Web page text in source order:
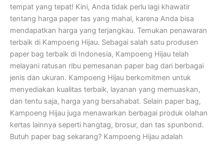
tempat yang tepat! Kini, Anda tidak perlu lagi khawatir
tentang harga paper tas yang mahal, karena Anda bisa
mendapatkan harga yang terjangkau. Temukan penawaran
terbaik di Kampoeng Hijau. Sebagai salah satu produsen
paper bag terbaik di Indonesia, Kampoeng Hijau telah
melayani ratusan ribu pemesanan paper bag dari berbagai
jenis dan ukuran. Kampoeng Hijau berkomitmen untuk
menyediakan kualitas terbaik, layanan yang memuaskan,
dan tentu saja, harga yang bersahabat. Selain paper bag,
Kampoeng Hijau juga menawarkan berbagai produk olahan
kertas lainnya seperti hangtag, brosur, dan tas spunbond.
Butuh paper bag sekarang? Kampoeng Hijau adalah